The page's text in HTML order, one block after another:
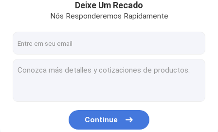
Corrediças infláveis
Slides de água infláveis
Arcos infláveis
Deixe Um Recado
Nós Responderemos Rapidamente
Continue